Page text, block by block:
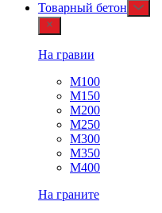
Товарный бетон
На гравии
М100
М150
М200
М250
М300
М350
М400
На граните